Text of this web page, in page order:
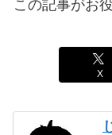
この記事がお
X